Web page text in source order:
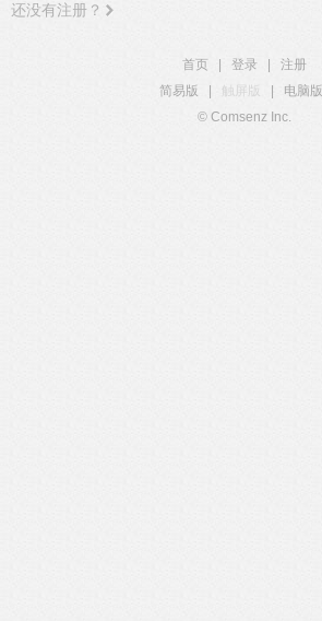
还没有注册？
首页 登录
注册
简易版
触屏版 电脑版
© Comsenz Inc.